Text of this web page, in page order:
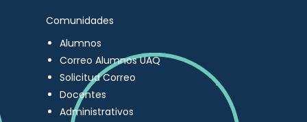
Comunidades
Alumnos
Correo Alumnos UAQ
Solicitud Correo
Docentes
Administrativos